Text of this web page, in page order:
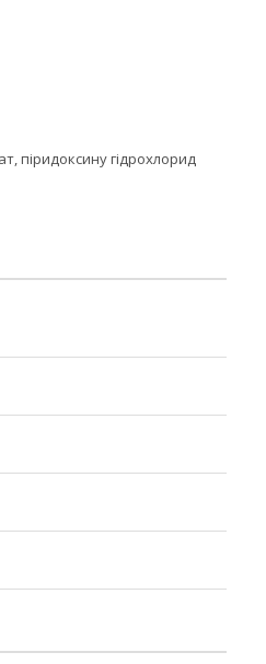
піридоксину гідрохлорид